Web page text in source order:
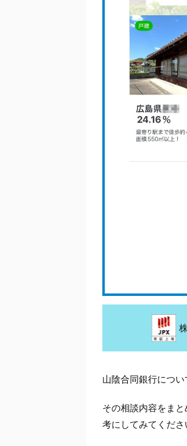
山陰合同銀行につい
その相談内容をま
考にしてみてくださ